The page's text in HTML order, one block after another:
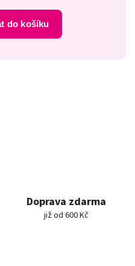
do košíku
Doprava zdarma
již od 600 Kč